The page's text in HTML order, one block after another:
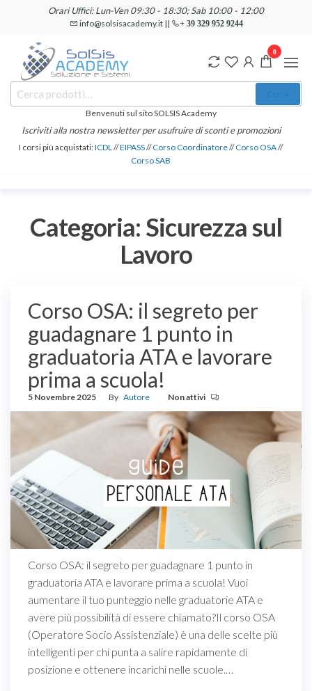
contenuto
Orari Uffici: Lun-Ven 09:30 - 18:30; Sab 10:00 - 12:00
info@solsisacademy.it || + 39 329 952 9244
SOLSIS
Academy
Corsi e
Certificazioni
Linguistiche
Benvenuti sul sito SOLSIS Academy
Iscriviti alla nostra newsletter per usufruire di sconti e promozioni
I corsi più acquistati:ICDL//EIPASS//Corso Coordinatore//Corso OSA//
Corso SAB
0
Categoria: Sicurezza sul
Lavoro
Corso OSA: il segreto per
guadagnare 1 punto in
graduatoria ATA e lavorare
prima a scuola!
5 Novembre 2025 By Autore Non attivi
Corso OSA: il segreto per guadagnare 1 punto in
graduatoria ATA e lavorare prima a scuola! Vuoi
aumentare il tuo punteggio nelle graduatorie ATA e
avere più possibilità di essere chiamato?Il corso OSA
(Operatore Socio Assistenziale) è una delle scelte più
intelligenti per chi punta a salire rapidamente di
posizione e ottenere incarichi nelle scuole.…